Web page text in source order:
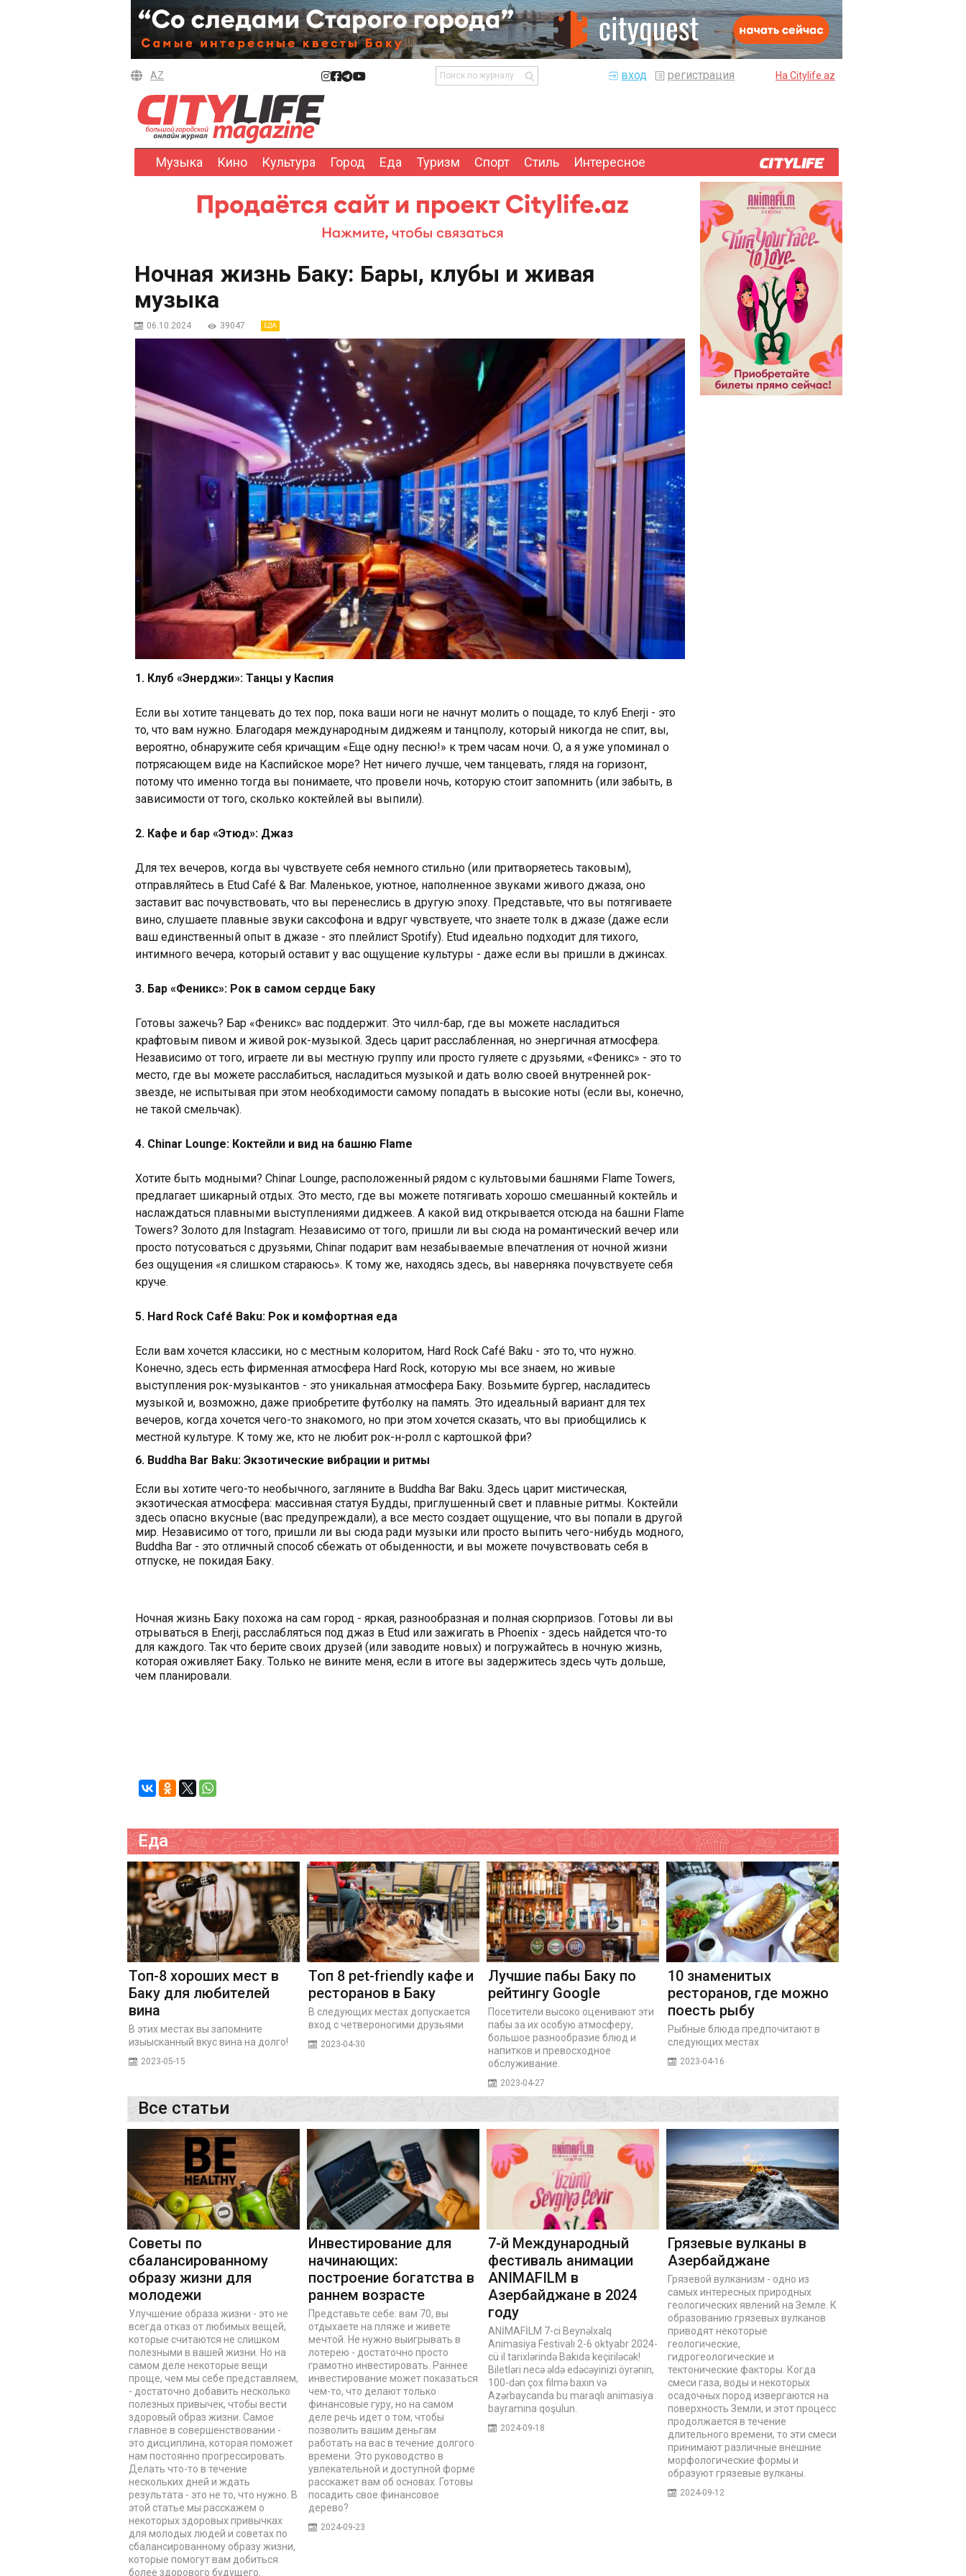
AZ регистрация
вход На Citylife.az
Музыка Кино Культура Город Еда Туризм Спорт Стиль Интересное
Ночная жизнь Баку: Бары, клубы и живая
музыка
06.10.2024 39047 ЕДА
1. Клуб «Энерджи»: Танцы у Каспия
Если вы хотите танцевать до тех пор, пока ваши ноги не начнут молить о пощаде, то клуб Enerji - это
то, что вам нужно. Благодаря международным диджеям и танцполу, который никогда не спит, вы,
вероятно, обнаружите себя кричащим «Еще одну песню!» к трем часам ночи. О, а я уже упоминал о
потрясающем виде на Каспийское море? Нет ничего лучше, чем танцевать, глядя на горизонт,
потому что именно тогда вы понимаете, что провели ночь, которую стоит запомнить (или забыть, в
зависимости от того, сколько коктейлей вы выпили).
2. Кафе и бар «Этюд»: Джаз
Для тех вечеров, когда вы чувствуете себя немного стильно (или притворяетесь таковым),
отправляйтесь в Etud Café & Bar. Маленькое, уютное, наполненное звуками живого джаза, оно
заставит вас почувствовать, что вы перенеслись в другую эпоху. Представьте, что вы потягиваете
вино, слушаете плавные звуки саксофона и вдруг чувствуете, что знаете толк в джазе (даже если
ваш единственный опыт в джазе - это плейлист Spotify). Etud идеально подходит для тихого,
интимного вечера, который оставит у вас ощущение культуры - даже если вы пришли в джинсах.
3. Бар «Феникс»: Рок в самом сердце Баку
Готовы зажечь? Бар «Феникс» вас поддержит. Это чилл-бар, где вы можете насладиться
крафтовым пивом и живой рок-музыкой. Здесь царит расслабленная, но энергичная атмосфера.
Независимо от того, играете ли вы местную группу или просто гуляете с друзьями, «Феникс» - это то
место, где вы можете расслабиться, насладиться музыкой и дать волю своей внутренней рок-
звезде, не испытывая при этом необходимости самому попадать в высокие ноты (если вы, конечно,
не такой смельчак).
4. Chinar Lounge: Коктейли и вид на башню Flame
Хотите быть модными? Chinar Lounge, расположенный рядом с культовыми башнями Flame Towers,
предлагает шикарный отдых. Это место, где вы можете потягивать хорошо смешанный коктейль и
наслаждаться плавными выступлениями диджеев. А какой вид открывается отсюда на башни Flame
Towers? Золото для Instagram. Независимо от того, пришли ли вы сюда на романтический вечер или
просто потусоваться с друзьями, Chinar подарит вам незабываемые впечатления от ночной жизни
без ощущения «я слишком стараюсь». К тому же, находясь здесь, вы наверняка почувствуете себя
круче.
5. Hard Rock Café Baku: Рок и комфортная еда
Если вам хочется классики, но с местным колоритом, Hard Rock Café Baku - это то, что нужно.
Конечно, здесь есть фирменная атмосфера Hard Rock, которую мы все знаем, но живые
выступления рок-музыкантов - это уникальная атмосфера Баку. Возьмите бургер, насладитесь
музыкой и, возможно, даже приобретите футболку на память. Это идеальный вариант для тех
вечеров, когда хочется чего-то знакомого, но при этом хочется сказать, что вы приобщились к
местной культуре. К тому же, кто не любит рок-н-ролл с картошкой фри?
6. Buddha Bar Baku: Экзотические вибрации и ритмы
Если вы хотите чего-то необычного, загляните в Buddha Bar Baku. Здесь царит мистическая,
экзотическая атмосфера: массивная статуя Будды, приглушенный свет и плавные ритмы. Коктейли
здесь опасно вкусные (вас предупреждали), а все место создает ощущение, что вы попали в другой
мир. Независимо от того, пришли ли вы сюда ради музыки или просто выпить чего-нибудь модного,
Buddha Bar - это отличный способ сбежать от обыденности, и вы можете почувствовать себя в
отпуске, не покидая Баку.
Ночная жизнь Баку похожа на сам город - яркая, разнообразная и полная сюрпризов. Готовы ли вы
отрываться в Enerji, расслабляться под джаз в Etud или зажигать в Phoenix - здесь найдется что-то
для каждого. Так что берите своих друзей (или заводите новых) и погружайтесь в ночную жизнь,
которая оживляет Баку. Только не вините меня, если в итоге вы задержитесь здесь чуть дольше,
чем планировали.
Еда
Топ-8 хороших мест в
Баку для любителей
вина
В этих местах вы запомните
изыысканный вкус вина на долго!
2023-05-15
Топ 8 pet-friendly кафе и
ресторанов в Баку
В следующих местах допускается
вход с четвероногими друзьями
2023-04-30
Лучшие пабы Баку по
рейтингу Google
Посетители высоко оценивают эти
пабы за их особую атмосферу,
большое разнообразие блюд и
напитков и превосходное
обслуживание.
2023-04-27
10 знаменитых
ресторанов, где можно
поесть рыбу
Рыбные блюда предпочитают в
следующих местах
2023-04-16
Все статьи
Советы по
сбалансированному
образу жизни для
молодежи
Улучшение образа жизни - это не
всегда отказ от любимых вещей,
которые считаются не слишком
полезными в вашей жизни. Но на
самом деле некоторые вещи
проще, чем мы себе представляем,
- достаточно добавить несколько
полезных привычек, чтобы вести
здоровый образ жизни. Самое
главное в совершенствовании -
это дисциплина, которая поможет
нам постоянно прогрессировать.
Делать что-то в течение
нескольких дней и ждать
результата - это не то, что нужно. В
этой статье мы расскажем о
некоторых здоровых привычках
для молодых людей и советах по
сбалансированному образу жизни,
которые помогут вам добиться
более здорового будущего.
Инвестирование для
начинающих:
построение богатства в
раннем возрасте
Представьте себе: вам 70, вы
отдыхаете на пляже и живете
мечтой. Не нужно выигрывать в
лотерею - достаточно просто
грамотно инвестировать. Раннее
инвестирование может показаться
чем-то, что делают только
финансовые гуру, но на самом
деле речь идет о том, чтобы
позволить вашим деньгам
работать на вас в течение долгого
времени. Это руководство в
увлекательной и доступной форме
расскажет вам об основах. Готовы
посадить свое финансовое
дерево?
2024-09-23
7-й Международный
фестиваль анимации
ANIMAFILM в
Азербайджане в 2024
году
ANİMAFİLM 7-ci Beynəlxalq
Animasiya Festivalı 2-6 oktyabr 2024-
cü il tarixlərində Bakıda keçiriləcək!
Biletləri necə əldə edəcəyinizi öyrənin,
100-dən çox filmə baxın və
Azərbaycanda bu maraqlı animasiya
bayramına qoşulun.
2024-09-18
Грязевые вулканы в
Азербайджане
Грязевой вулканизм - одно из
самых интересных природных
геологических явлений на Земле. К
образованию грязевых вулканов
приводят некоторые
геологические,
гидрогеологические и
тектонические факторы. Когда
смеси газа, воды и некоторых
осадочных пород извергаются на
поверхность Земли, и этот процесс
продолжается в течение
длительного времени, то эти смеси
принимают различные внешние
морфологические формы и
образуют грязевые вулканы.
2024-09-12